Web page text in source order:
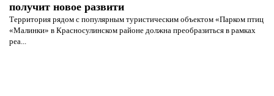
получит новое развити
Территория рядом с популярным туристическим объектом «Парком птиц
«Малинки» в Красносулинском районе должна преобразиться в рамках
реа...